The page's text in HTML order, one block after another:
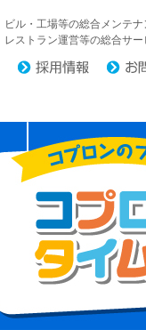
日コプロ株式会社
ビル・工場等の総合メンテ
レストラン運営等の総合サー